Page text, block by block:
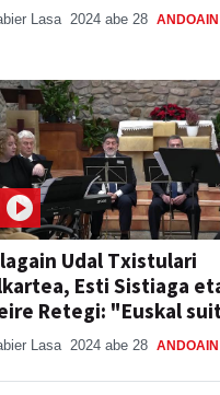
Lasa 2024 abe 28 ANDOAIN
Udal Txistulari
Esti Sistiaga
Retegi: "Euskal
Lasa 2024 abe 28 ANDOAIN